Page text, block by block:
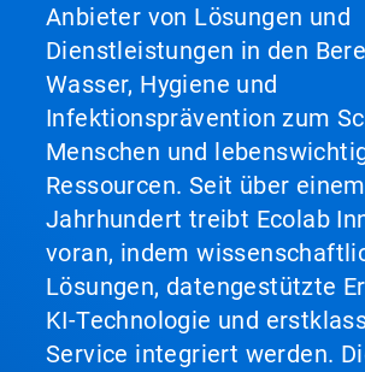
Anbieter von Lösungen und
Dienstleistungen in den
Wasser, Hygiene und
Infektionsprävention zum
Menschen und
Ressourcen. Seit über einem
Jahrhundert treibt Ecolab
voran, indem
Lösungen, datengestützte
KI-Technologie und
Service integriert werden.